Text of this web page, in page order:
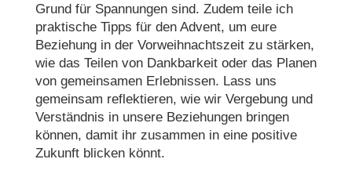
Grund für Spannungen sind. Zudem teile ich
praktische Tipps für den Advent, um eure
Beziehung in der Vorweihnachtszeit zu stärken,
wie das Teilen von Dankbarkeit oder das Planen
von gemeinsamen Erlebnissen. Lass uns
gemeinsam reflektieren, wie wir Vergebung und
Verständnis in unsere Beziehungen bringen
können, damit ihr zusammen in eine positive
Zukunft blicken könnt.